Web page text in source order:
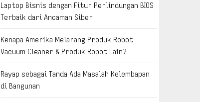
Laptop Bisnis dengan Fitur Perlindungan BIOS
Terbaik dari Ancaman Siber
Kenapa Amerika Melarang Produk Robot
Vacuum Cleaner & Produk Robot Lain?
Rayap sebagai Tanda Ada Masalah Kelembapan
di Bangunan